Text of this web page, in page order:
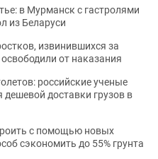
в Мурманск с гастролями
из Беларуси
извинившихся за
от наказания
российские ученые
доставки грузов в
с помощью новых
сэкономить до 55% грунта